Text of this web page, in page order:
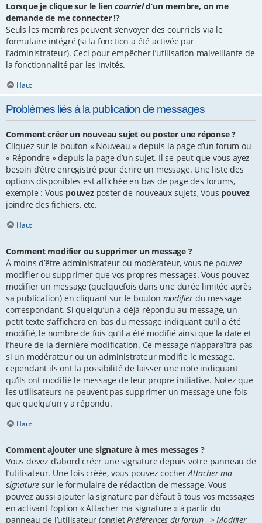
Lorsque je clique sur le lien courrield’un membre, on me
demande de me connecter !?
Seuls les membres peuvent s’envoyer des courriels via le
formulaire intégré (si la fonction a été activée par
l’administrateur). Ceci pour empêcher l’utilisation malveillante de
la fonctionnalité par les invités.
Haut
Problèmes liés à la publication de messages
Comment créer un nouveau sujet ou poster une réponse ?
Cliquez sur le bouton « Nouveau » depuis la page d’un forum ou
« Répondre » depuis la page d’un sujet. Il se peut que vous ayez
besoin d’être enregistré pour écrire un message. Une liste des
options disponibles est affichée en bas de page des forums,
exemple : Vous pouvezposter de nouveaux sujets, Vous pouvez
joindre des fichiers, etc.
Haut
Comment modifier ou supprimer un message ?
À moins d’être administrateur ou modérateur, vous ne pouvez
modifier ou supprimer que vos propres messages. Vous pouvez
modifier un message (quelquefois dans une durée limitée après
sa publication) en cliquant sur le bouton modifier du message
correspondant. Si quelqu’un a déjà répondu au message, un
petit texte s’affichera en bas du message indiquant qu’il a été
modifié, le nombre de fois qu’il a été modifié ainsi que la date et
l’heure de la dernière modification. Ce message n’apparaîtra pas
si un modérateur ou un administrateur modifie le message,
cependant ils ont la possibilité de laisser une note indiquant
qu’ils ont modifié le message de leur propre initiative. Notez que
les utilisateurs ne peuvent pas supprimer un message une fois
que quelqu’un y a répondu.
Haut
Comment ajouter une signature à mes messages ?
Vous devez d’abord créer une signature depuis votre panneau de
l’utilisateur. Une fois créée, vous pouvez cocherAttacher ma
signature sur le formulaire de rédaction de message. Vous
pouvez aussi ajouter la signature par défaut à tous vos messages
en activant l’option « Attacher ma signature » à partir du
panneau de l’utilisateur (ongletPréférences du forum --> Modifier